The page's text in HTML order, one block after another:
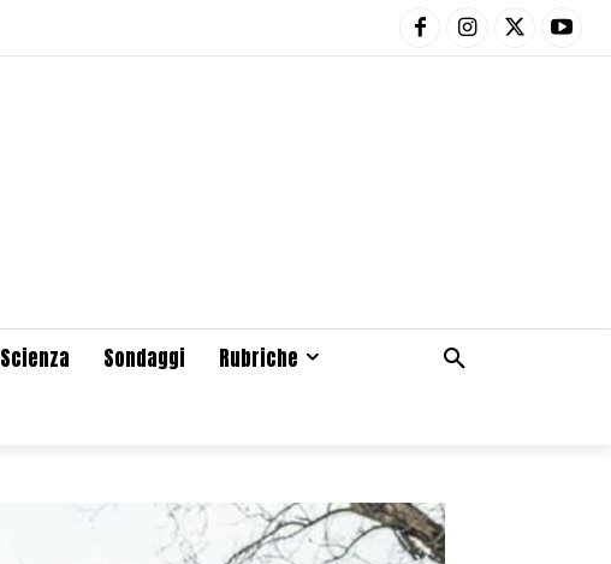
Scienza Sondaggi
Rubriche